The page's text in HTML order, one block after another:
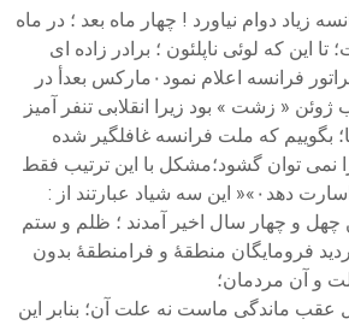
روز کشور فرانسه جمهوری اعلام گردید ؛ و این دومین جمهوری تاریخ فرانسه بود۰جمهوری جدید فرانسه زیاد دوام نیاورد ! چهار ماه بعد ؛ در ماه
که لوئی ناپلئون ؛ برادر زاده ای
نا‌پلئون بناپارت ؛ در ماه دسامبر همان سال زمام امور را به دست گرفت و پس از دو سال با یک کودتا کشور فرانسه را امپراتوری و خود را به عنوان ناپلئون سوم ؛ امپراتور فرانسه اعلام نمود۰مارکس بعدأ در
در بر داشت— و انقلاب ژوئن « زشت » بود زیرا انقلابی تنفر آمیز
بگوییم که ملت فرانسه غافلگیر شده
می رسد بر وی دست یابد؛ بخشودنی نیست۰با این طرز تعبیر هیچ مشکلی را نمی توان گشود؛مشکل با این ترتیب فقط
به بیان دیگری در می آید۰زیرا همچنان با این مسئله رو به رو هستیم که چگونه ملتی ۳۶ میلیونی توانسته است به دست سه شیاد غافلگیر شود و بدون مقاومت تن به اسارت دهد۰»« این سه شیاد عبارتند از :
هزاران شیاد در این چهل و چهار سال اخیر آمدند ؛ ظلم و ستم
فرومایگان منطقهٔ ‌و فرامنطقهٔ بدون
و آن مردمان؛
معلول عقب ماندگی ماست نه علت آن؛ بنابر این